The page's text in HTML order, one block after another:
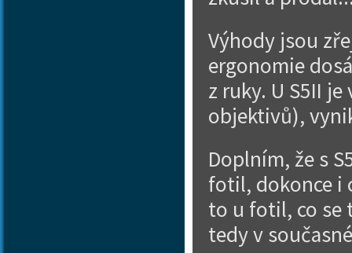
Výhody jsou
ergonomie
z ruky. U S5II
objektivů),
Doplním, že s
fotil, dokonce i
to u fotil, co se
tedy v